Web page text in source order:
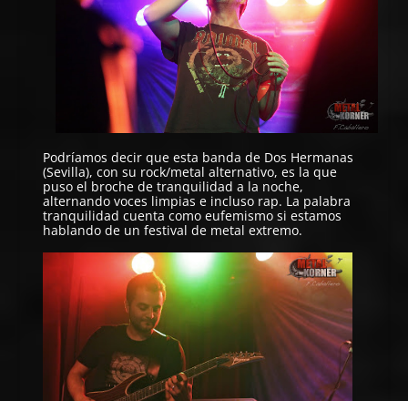
Podríamos decir que esta banda de Dos Hermanas
(Sevilla), con su rock/metal alternativo, es la que
puso el broche de tranquilidad a la noche,
alternando voces limpias e incluso rap. La palabra
tranquilidad cuenta como eufemismo si estamos
hablando de un festival de metal extremo.